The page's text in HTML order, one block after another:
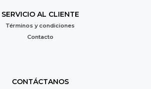
SERVICIO AL CLIENTE
Términos y condiciones
Contacto
CONTÁCTANOS